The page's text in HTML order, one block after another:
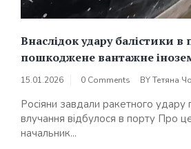
Внаслідок удару балістики
пошкоджене вантажне
15.01.2026 0 Comments BYТетяна
Росіяни завдали ракетного удару
влучання відбулося в порту Про
начальник...